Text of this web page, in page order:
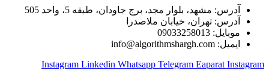
آدرس: مشهد، بلوار مجد، برج جاودان، طبقه 5، واحد 505
آدرس: تهران، خیابان ملاصدرا
موبایل: 09033258013
ایمیل: info@algorithmshargh.com
Instagram Linkedin Whatsapp Telegram Eaparat Instagram